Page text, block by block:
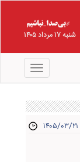
شنبه ۱۷ مرداد ۱۴۰۵
منو
۲۱ - ۱۱:۳۲